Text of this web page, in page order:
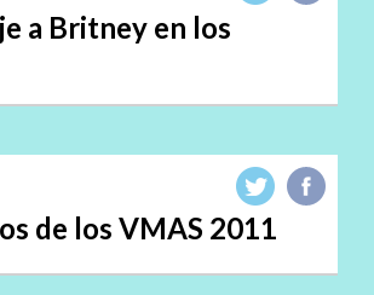
a Britney en los
de los VMAS 2011